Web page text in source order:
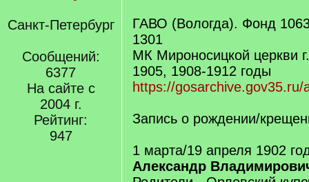
Санкт-Петербург
Сообщений:
6377
На сайте с
2004 г.
Рейтинг:
947
ГАВО (Вологда). Фонд
1301
МК Мироносицкой церкви
1905, 1908-1912 годы
https://
Запись о рождении/
1 марта/19 апреля 1902
Александр